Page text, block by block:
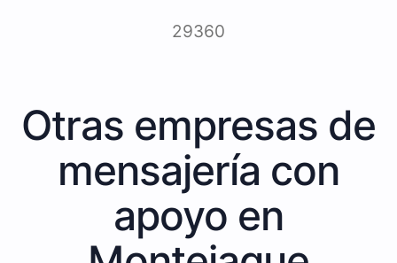
29360
Otras empresas de
mensajería con
apoyo en